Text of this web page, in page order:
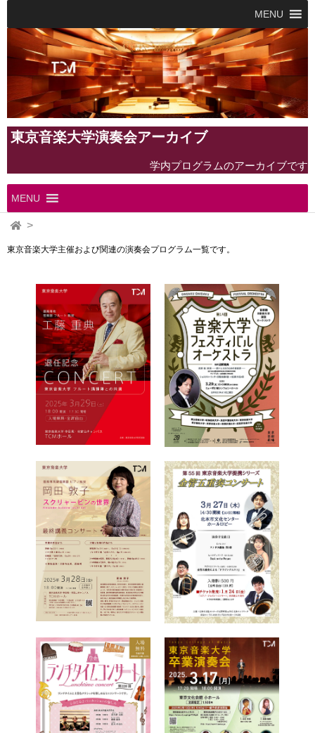
MENU
東京音楽大学演奏会アーカイブ
学内プログラムのアーカイブです
MENU
東京音楽大学主催および関連の演奏会プログラム一覧です。